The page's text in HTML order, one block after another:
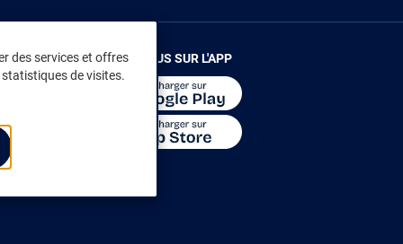
des services et offres
de visites.
RENDEZ-VOUS SUR L'APP